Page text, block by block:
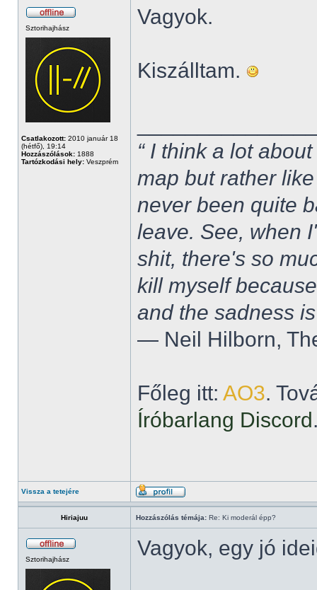
Sztorihajhász
Csatlakozott: 2010 január 18
(hétfő), 19:14
Hozzászólások: 1888
Tartózkodási hely: Veszprém
Vagyok.
Kiszálltam.
“ I think a lot
map but rather
never been quite
leave. See, when
shit, there's so
kill myself
and the sadness
― Neil Hilborn,
Főleg itt: AO3.
Íróbarlang Discord
Vissza a tetejére
Hiriajuu Hozzászólás témája: Re: Ki moderál épp?
Sztorihajhász Vagyok, egy jó